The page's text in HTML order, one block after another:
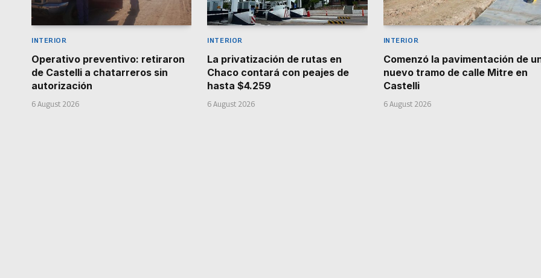
INTERIOR
Operativo preventivo: retiraron
de Castelli a chatarreros sin
autorización
6 August 2026
INTERIOR
La privatización de rutas en
Chaco contará con peajes de
hasta $4.259
6 August 2026
INTERIOR
Comenzó la pavimentación de
nuevo tramo de calle Mitre en
Castelli
6 August 2026